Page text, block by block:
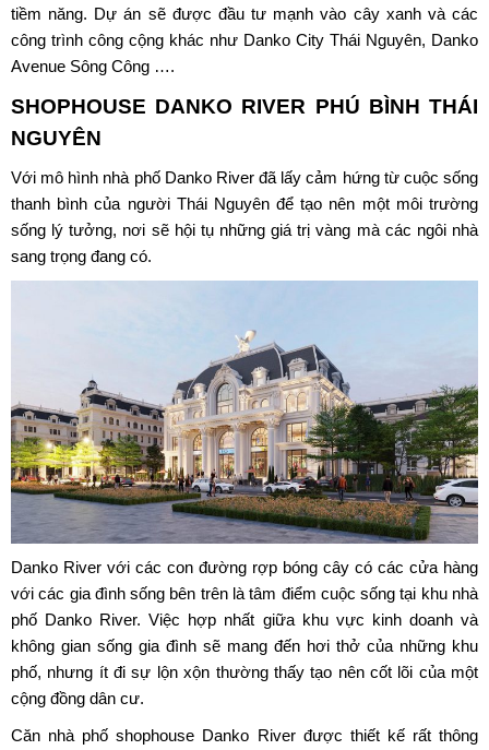
tiềm năng. Dự án sẽ được đầu tư mạnh vào cây xanh và các
công trình công cộng khác như Danko City Thái Nguyên, Danko
Avenue Sông Công ….
SHOPHOUSE DANKO RIVER PHÚ BÌNH THÁI
NGUYÊN
Với mô hình nhà phố Danko River đã lấy cảm hứng từ cuộc sống
thanh bình của người Thái Nguyên để tạo nên một môi trường
sống lý tưởng, nơi sẽ hội tụ những giá trị vàng mà các ngôi nhà
sang trọng đang có.
Danko River với các con đường rợp bóng cây có các cửa hàng
với các gia đình sống bên trên là tâm điểm cuộc sống tại khu nhà
phố Danko River. Việc hợp nhất giữa khu vực kinh doanh và
không gian sống gia đình sẽ mang đến hơi thở của những khu
phố, nhưng ít đi sự lộn xộn thường thấy tạo nên cốt lõi của một
cộng đồng dân cư.
Căn nhà phố shophouse Danko River được thiết kế rất thông